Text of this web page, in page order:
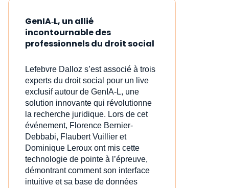
GenIA‑L, un allié
incontournable des
professionnels du droit social
Lefebvre Dalloz s’est associé à trois
experts du droit social pour un live
exclusif autour de GenIA‑L, une
solution innovante qui révolutionne
la recherche juridique. Lors de cet
événement, Florence Bernier-
Debbabi, Flaubert Vuillier et
Dominique Leroux ont mis cette
technologie de pointe à l’épreuve,
démontrant comment son interface
intuitive et sa base de données